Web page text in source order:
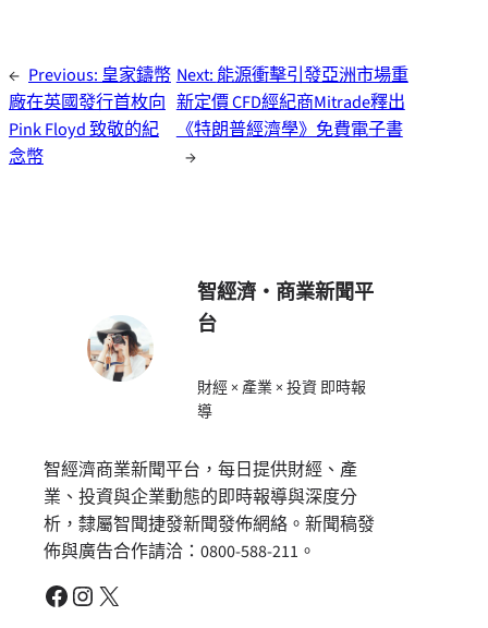
← Previous: 皇家鑄幣
廠在英國發行首枚向
Pink Floyd 致敬的紀
念幣
Next: 能源衝擊引發亞洲市場重
新定價 CFD經紀商Mitrade釋出
《特朗普經濟學》免費電子書
→
智經濟・商業新聞平
台
財經 × 產業 × 投資 即時報
導
智經濟商業新聞平台，每日提供財經、產
業、投資與企業動態的即時報導與深度分
析，隸屬智聞捷發新聞發佈網絡。新聞稿發
佈與廣告合作請洽：0800-588-211。
Facebook Instagram X